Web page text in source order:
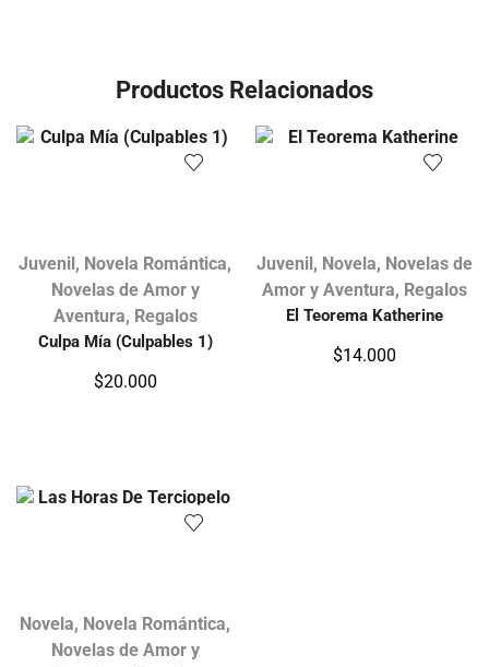
Productos Relacionados
Juvenil, Novela Romántica,
Novelas de Amor y
Aventura, Regalos
Culpa Mía (Culpables 1)
$20.000
Juvenil, Novela, Novelas de
Amor y Aventura, Regalos
El Teorema Katherine
$14.000
Novela, Novela Romántica,
Novelas de Amor y